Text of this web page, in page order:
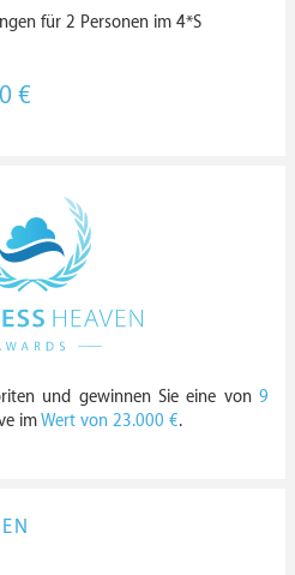
für 2 Personen im 4*S
€
und gewinnen Sie eine von 9
imWert von 23.000 €.